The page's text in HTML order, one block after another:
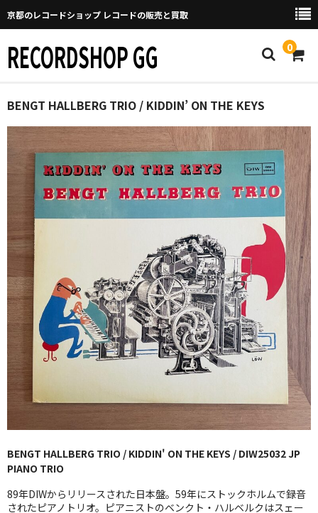
京都のレコードショップ レコードの販売と買取
RECORDSHOP GG 0
Home
マイページ
GGについて
買取について
取り置きなどについて
Categories
New Arrivals
新譜
GG RECORD （当店のレーベル）
JAZZ-US
BLUE NOTE
JAZZ-EU
JAZZ-JP
BENGT HALLBERG TRIO / KIDDIN’ ON THE KEYS
BENGT HALLBERG TRIO / KIDDIN' ON THE KEYS / DIW25032 JP
PIANO TRIO
89年DIWからリリースされた日本盤。59年にストックホルムで録音
されたピアノトリオ。ピアニストのベンクト・ハルベルクはスェー